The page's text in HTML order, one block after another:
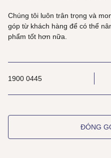
Chúng tôi luôn trân trọng và
góp từ khách hàng để có thể
phẩm tốt hơn nữa.
1900 0445
ĐÓNG